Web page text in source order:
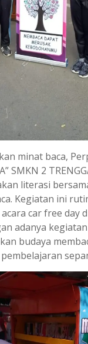
minat baca,
SMKN 2
literasi
Kegiatan ini
car free day
adanya
budaya